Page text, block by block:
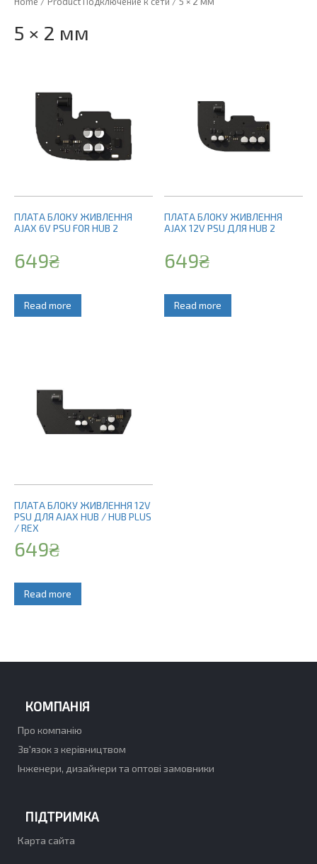
5 × 2 мм
ПЛАТА БЛОКУ ЖИВЛЕННЯ
AJAX 6V PSU FOR HUB 2
649₴
Read more
ПЛАТА БЛОКУ ЖИВЛЕННЯ
AJAX 12V PSU ДЛЯ HUB 2
649₴
Read more
ПЛАТА БЛОКУ ЖИВЛЕННЯ 12V
PSU ДЛЯ AJAX HUB / HUB PLUS
/ REX
649₴
Read more
КОМПАНІЯ
Про компанію
Зв'язок з керівництвом
Інженери, дизайнери та оптові замовники
ПІДТРИМКА
Карта сайта